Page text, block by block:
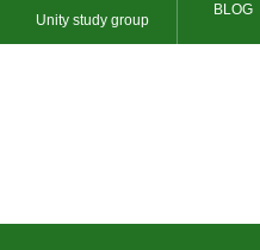
Unity study group
BLOG